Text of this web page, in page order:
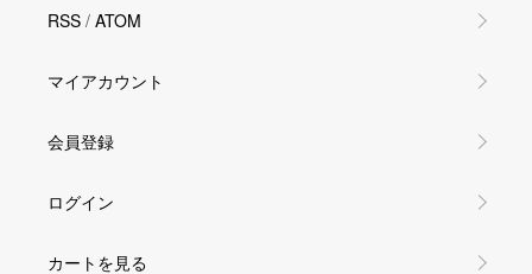
RSS / ATOM
マイアカウント
会員登録
ログイン
カートを見る